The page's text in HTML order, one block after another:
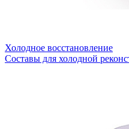
Холодное восстановление
Составы для холодной